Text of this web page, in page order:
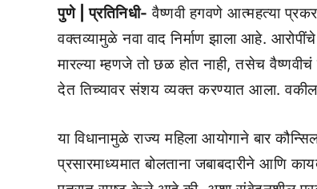
पुणे | प्रतिनिधी- वैष्णवी हगवणे आत्महत्या
वक्तव्यामुळे नवा वाद निर्माण झाला आहे.
मारल्या म्हणजे तो छळ होत नाही, तसेच
देत तिच्यावर संशय व्यक्त करण्यात आला.
या विधानामुळे राज्य महिला आयोगाने बार
प्रसारमाध्यमात बोलताना जबाबदारीने